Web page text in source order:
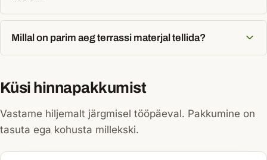
Millal on parim aeg terrassi materjal tellida?
Küsi hinnapakkumist
Vastame hiljemalt järgmisel tööpäeval. Pakkumine on
tasuta ega kohusta millekski.